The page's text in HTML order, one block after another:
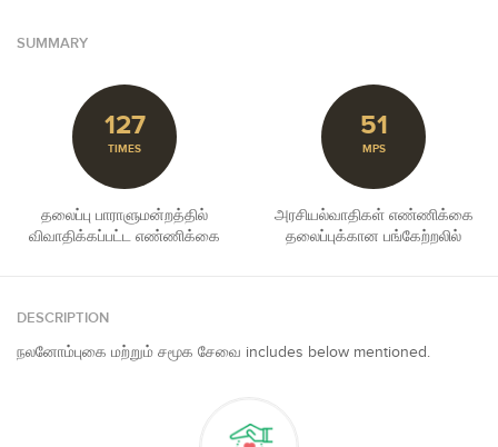
SUMMARY
127
TIMES
தலைப்பு பாராளுமன்றத்தில்
விவாதிக்கப்பட்ட எண்ணிக்கை
51
MPS
அரசியல்வாதிகள் எண்ணிக்கை
தலைப்புக்கான பங்கேற்றலில்
DESCRIPTION
நலனோம்புகை மற்றும் சமூக சேவை includes below mentioned.